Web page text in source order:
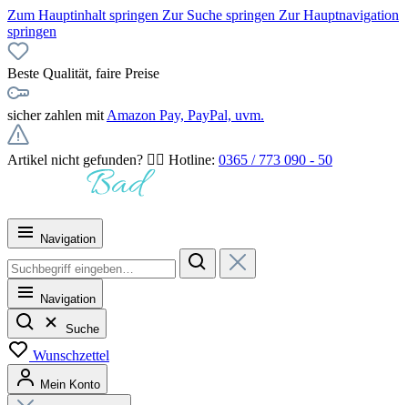
Zum Hauptinhalt springen Zur Suche springen Zur Hauptnavigation
springen
Beste Qualität, faire Preise
sicher zahlen mit Amazon Pay, PayPal, uvm.
Artikel nicht gefunden? 👉🏻 Hotline: 0365 / 773 090 - 50
Navigation
Navigation
Suche
Wunschzettel
Mein Konto